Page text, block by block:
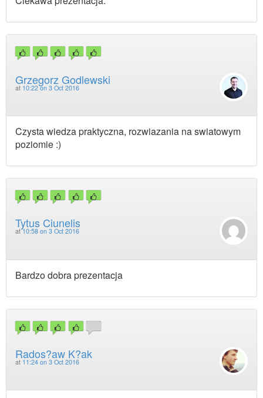
Grzegorz Godlewski
at 10:22 on 3 Oct 2016
Czysta wiedza praktyczna, rozwiazania na swiatowym
poziomie :)
Tytus Ciunelis
at10:58 on 3 Oct 2016
Bardzo dobra prezentacja
Rados?aw K?ak
at 11:24 on 3 Oct 2016